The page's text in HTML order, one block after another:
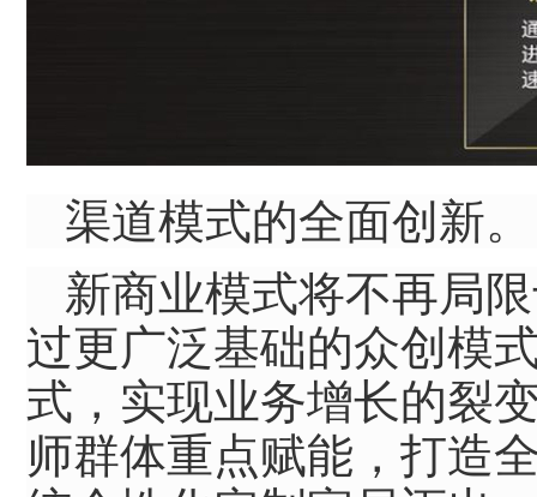
渠道模式的全面创新。
新商业模式将不再局
过更广泛基础的众创模
式，实现业务增长的裂
师群体重点赋能，打造